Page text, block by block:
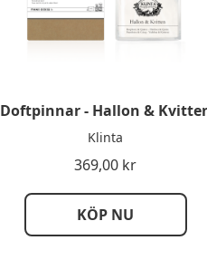
Doftpinnar - Hallon &
Klinta
369,00 kr
KÖP NU